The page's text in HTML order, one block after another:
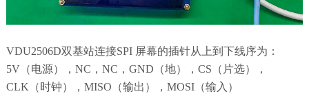
VDU2506D双基站连接SPI 屏幕的插针从上到下线序为：
5V（电源），NC，NC，GND（地），CS（片选），
CLK（时钟），MISO（输出），MOSI（输入）